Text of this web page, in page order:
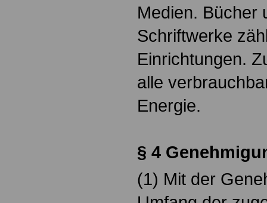
Medien. Bücher
Schriftwerke
Einrichtungen.
alle
Energie.
§ 4
(1) Mit der